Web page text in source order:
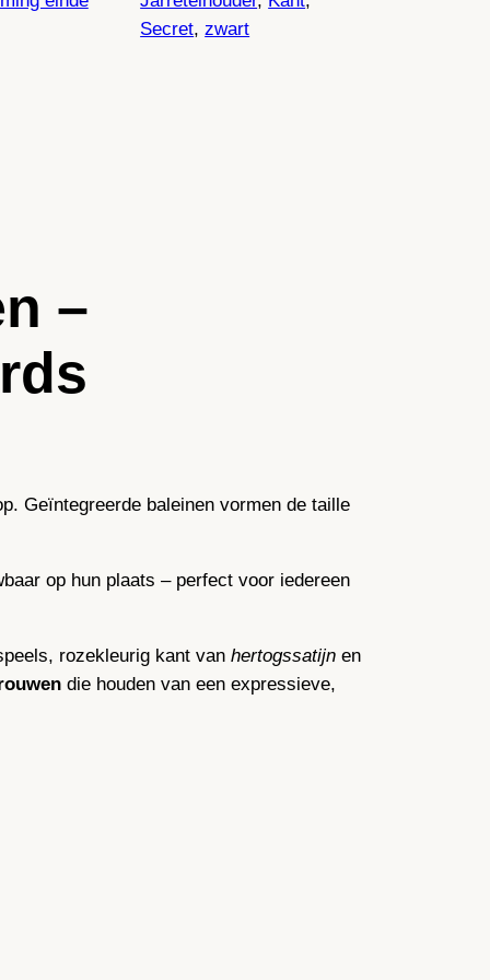
Secret, zwart
–
Geïntegreerde baleinen vormen de taille
op hun plaats – perfect voor iedereen
rozekleurig kant van hertogssatijn en
die houden van een expressieve,